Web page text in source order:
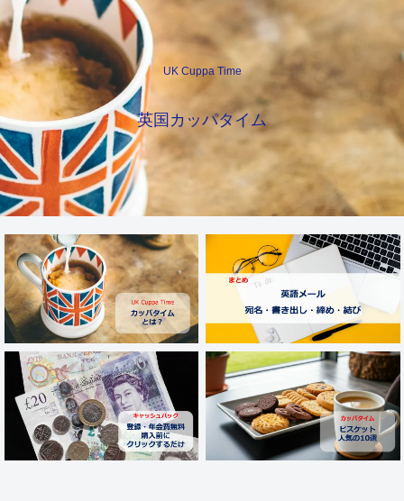
UK Cuppa Time
英国カッパタイム